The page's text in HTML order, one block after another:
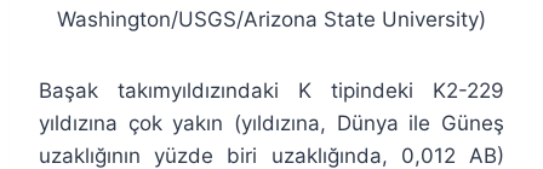
Washington/USGS/Arizona State University)
Başak takımyıldızındaki K tipindeki K2-229
yıldızına çok yakın (yıldızına, Dünya ile Güneş
uzaklığının yüzde biri uzaklığında, 0,012 AB)